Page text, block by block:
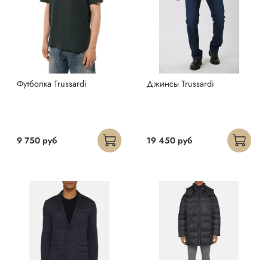
Футболка Trussardi
9 750 руб
Джинсы Trussardi
19 450 руб